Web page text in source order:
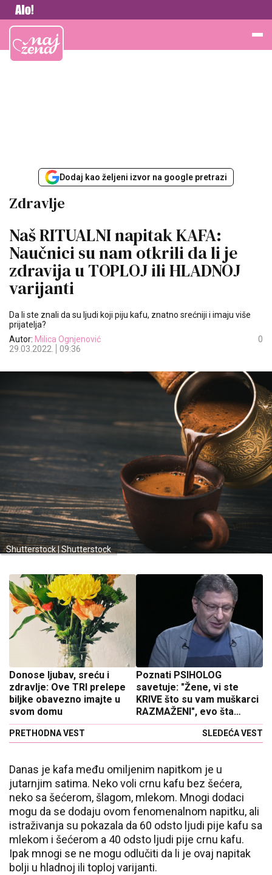
Vesti
Najžena
Dodaj kao željeni izvor na google pretrazi
Zdravlje
Naš RITUALNI napitak KAFA:
Naučnici su nam otkrili da li je
zdravija u TOPLOJ ili HLADNOJ
varijanti
Da li ste znali da su ljudi koji piju kafu, znatno srećniji i imaju više
prijatelja?
Autor: Milica Ognjenović
29.03.2022.
09:36
0
Shutterstock | Shutterstock
Donose ljubav, sreću i
zdravlje: Ove TRI prelepe
biljke obavezno imajte u
svom domu
PRETHODNA VEST
Poznati PSIHOLOG
savetuje: "Žene, vi ste
KRIVE što su vam muškarci
RAZMAŽENI", evo šta
nikako NE SMETE da radite
SLEDEĆA VEST
Danas je kafa među omiljenim napitkom je u
jutarnjim satima. Neko voli crnu kafu bez šećera,
neko sa šećerom, šlagom, mlekom. Mnogi dodaci
mogu da se dodaju ovom fenomenalnom napitku, ali
istraživanja su pokazala da 60 odsto ljudi pije kafu sa
mlekom i šećerom a 40 odsto ljudi pije crnu kafu.
Ipak mnogi se ne mogu odlučiti da li je ovaj napitak
bolji u hladnoj ili toploj varijanti.